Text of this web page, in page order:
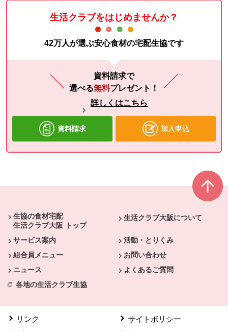
生活クラブをはじめませんか？
42万人が選ぶ安心食材の宅配生協です
資料請求で
選べる無料プレゼント！
詳しくはこちら
資料請求 加入申込
生協の食材宅配
生活クラブ大阪 トップ
生活クラブ大阪について
サービス案内
活動・とりくみ
組合員メニュー
お問い合わせ
ニュース
よくあるご質問
各地の生活クラブ生協
リンク
サイトポリシー